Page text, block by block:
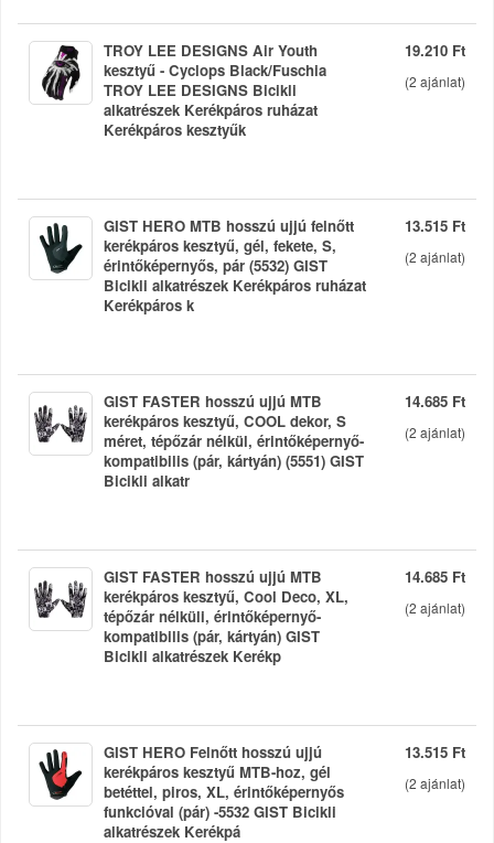
19.210 Ft
(2 ajánlat)
TROY LEE DESIGNS Air Youth
kesztyű - Cyclops Black/Fuschia
TROY LEE DESIGNS Bicikli
alkatrészek Kerékpáros ruházat
Kerékpáros kesztyűk
13.515 Ft
(2 ajánlat)
GIST HERO MTB hosszú ujjú felnőtt
kerékpáros kesztyű, gél, fekete, S,
érintőképernyős, pár (5532) GIST
Bicikli alkatrészek Kerékpáros ruházat
Kerékpáros k
14.685 Ft
(2 ajánlat)
GIST FASTER hosszú ujjú MTB
kerékpáros kesztyű, COOL dekor, S
méret, tépőzár nélkül, érintőképernyő-
kompatibilis (pár, kártyán) (5551) GIST
Bicikli alkatr
14.685 Ft
(2 ajánlat)
GIST FASTER hosszú ujjú MTB
kerékpáros kesztyű, Cool Deco, XL,
tépőzár nélküli, érintőképernyő-
kompatibilis (pár, kártyán) GIST
Bicikli alkatrészek Kerékp
13.515 Ft
(2 ajánlat)
GIST HERO Felnőtt hosszú ujjú
kerékpáros kesztyű MTB-hoz, gél
betéttel, piros, XL, érintőképernyős
funkcióval (pár) -5532 GIST Bicikli
alkatrészek Kerékpá